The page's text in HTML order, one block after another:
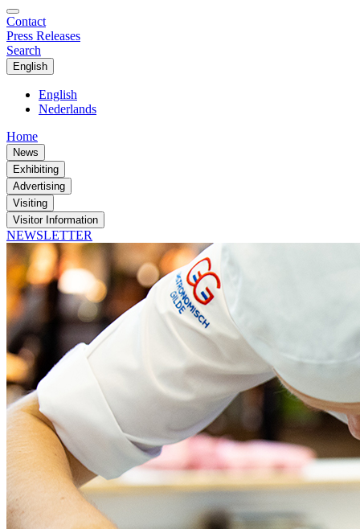
Contact
Press Releases
Search
English
English
Nederlands
Home
News
Exhibiting
Advertising
Visiting
Visitor Information
NEWSLETTER